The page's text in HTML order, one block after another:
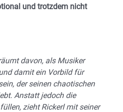
und trotzdem nicht
davon, als Musiker
damit ein Vorbild für
der seinen chaotischen
Anstatt jedoch die
zieht Rickerl mit seiner